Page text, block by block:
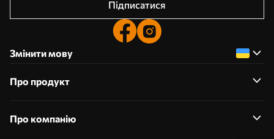
Підписатися
Змінити мову
Про продукт
Про компанію